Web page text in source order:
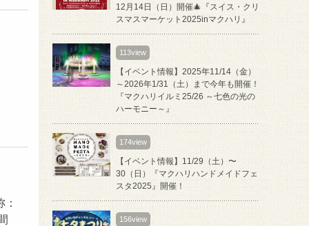
12月14日（日）開催🎄『スイス・クリ
スマスマーケット2025inマクハリ』
113view
【イベント情報】2025年11/14（金）
～2026年1/31（土）まで今年も開催！
『マクハリイルミ25/26 ～七色の光の
ハーモニー～』
174view
【イベント情報】11/29（土）〜
30（日）『マクハリハンドメイドフェ
スタ2025』開催！
156view